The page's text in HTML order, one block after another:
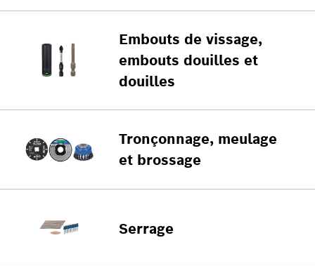
Embouts de vissage,
embouts douilles et
douilles
Tronçonnage, meulage
et brossage
Serrage